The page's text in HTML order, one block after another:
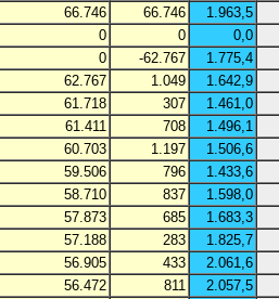
66.746 66.746
1.963,5
0 0
0,0
0 -62.767
1.775,4
62.767 1.049
1.642,9
61.718 307
1.461,0
61.411 708
1.496,1
60.703 1.197
1.506,6
59.506 796
1.433,6
58.710 837
1.598,0
57.873 685
1.683,3
57.188 283
1.825,7
56.905 433
2.061,6
56.472 811
2.057,5